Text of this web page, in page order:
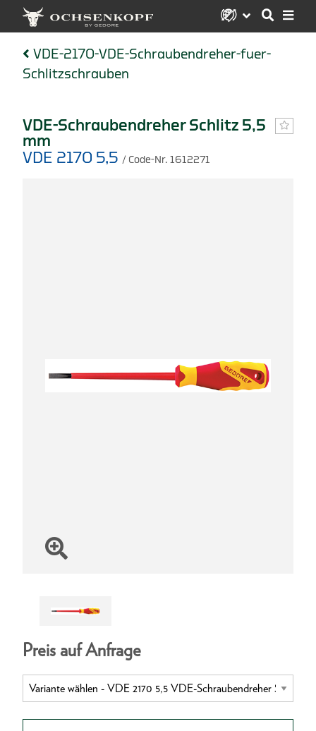
VDE-2170-VDE-Schraubendreher-fuer-
Schlitzschrauben
VDE-Schraubendreher Schlitz 5,5
mm
VDE 2170 5,5 / Code-Nr. 1612271
Preis auf Anfrage